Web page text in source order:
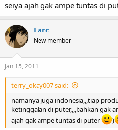
seiya ajah gak ampe tuntas di
Larc
New member
Jan 15, 2011
terry_okay007 said:
namanya juga indonesia,,,tiap
ketinggalan di puter,,,,bahkan gak
ajah gak ampe tuntas di puter
)